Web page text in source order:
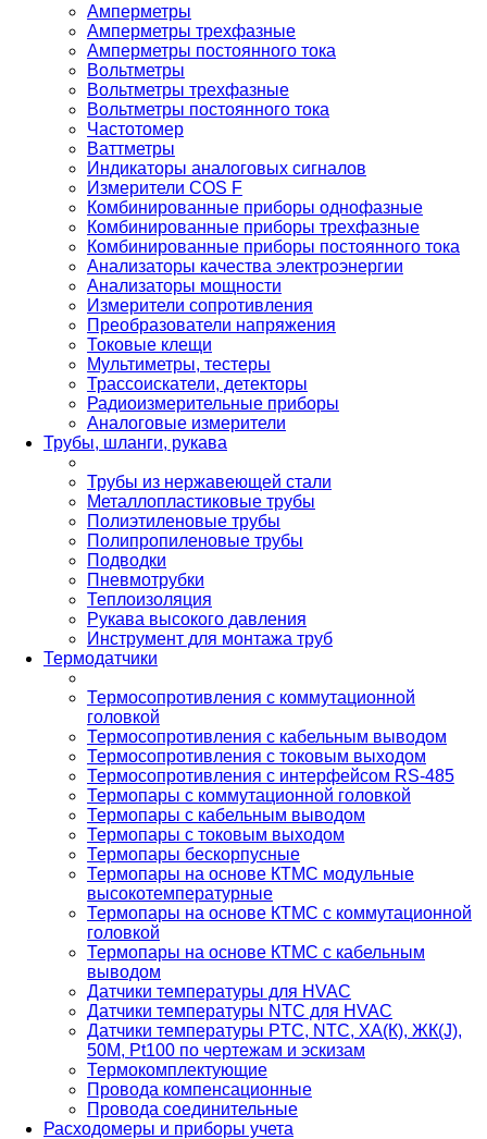
Амперметры
Амперметры трехфазные
Амперметры постоянного тока
Вольтметры
Вольтметры трехфазные
Вольтметры постоянного тока
Частотомер
Ваттметры
Индикаторы аналоговых сигналов
Измерители COS F
Комбинированные приборы однофазные
Комбинированные приборы трехфазные
Комбинированные приборы постоянного тока
Анализаторы качества электроэнергии
Анализаторы мощности
Измерители сопротивления
Преобразователи напряжения
Токовые клещи
Мультиметры, тестеры
Трассоискатели, детекторы
Радиоизмерительные приборы
Аналоговые измерители
Трубы, шланги, рукава
Трубы из нержавеющей стали
Металлопластиковые трубы
Полиэтиленовые трубы
Полипропиленовые трубы
Подводки
Пневмотрубки
Теплоизоляция
Рукава высокого давления
Инструмент для монтажа труб
Термодатчики
Термосопротивления с коммутационной
головкой
Термосопротивления с кабельным выводом
Термосопротивления с токовым выходом
Термосопротивления с интерфейсом RS-485
Термопары с коммутационной головкой
Термопары с кабельным выводом
Термопары с токовым выходом
Термопары бескорпусные
Термопары на основе КТМС модульные
высокотемпературные
Термопары на основе КТМС с коммутационной
головкой
Термопары на основе КТМС с кабельным
выводом
Датчики температуры для HVAC
Датчики температуры NTC для HVAC
Датчики температуры PTС, NTC, ХА(К), ЖК(J),
50М, Pt100 по чертежам и эскизам
Термокомплектующие
Провода компенсационные
Провода соединительные
Расходомеры и приборы учета